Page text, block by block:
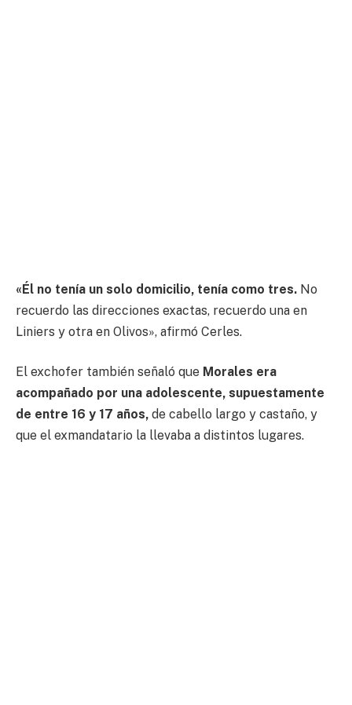
«Él no tenía un solo domicilio, tenía como tres. No
recuerdo las direcciones exactas, recuerdo una en
Liniers y otra en Olivos», afirmó Cerles.
El exchofer también señaló que Morales era
acompañado por una adolescente, supuestamente
de entre 16 y 17 años, de cabello largo y castaño, y
que el exmandatario la llevaba a distintos lugares.